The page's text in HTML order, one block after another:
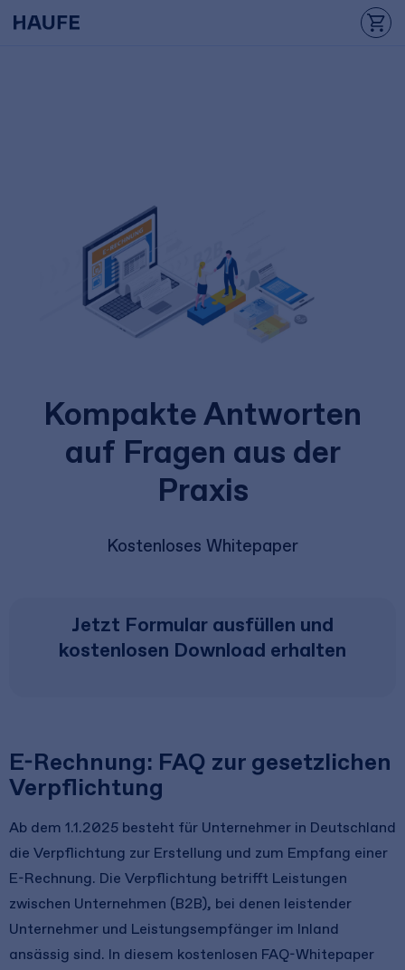
Kompakte Antworten
auf Fragen aus der
Praxis
Kostenloses Whitepaper
Jetzt Formular ausfüllen und
kostenlosen Download erhalten
E-Rechnung: FAQ zur gesetzlichen
Verpflichtung
Ab dem 1.1.2025 besteht für Unternehmer in Deutschland
die Verpflichtung zur Erstellung und zum Empfang einer
E-Rechnung. Die Verpflichtung betrifft Leistungen
zwischen Unternehmen (B2B), bei denen leistender
Unternehmer und Leistungsempfänger im Inland
ansässig sind. In diesem kostenlosen FAQ-Whitepaper